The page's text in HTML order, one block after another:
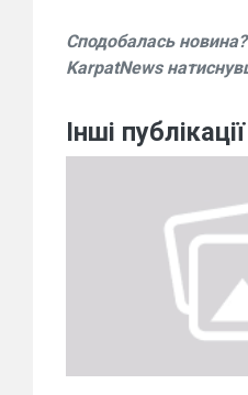
Сподобалась
KarpatNews
Інші публікації